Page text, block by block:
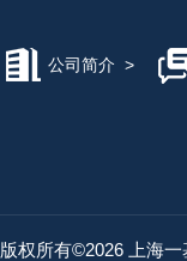
公司简介 >
版权所有©2026 上海